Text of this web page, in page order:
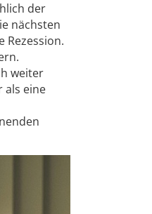
der
nächsten
Rezession.
weiter
als eine